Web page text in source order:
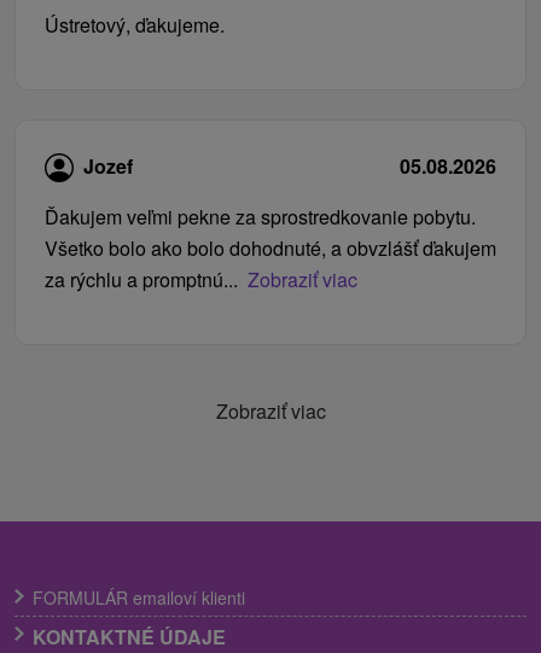
Ústretový, ďakujeme.
Jozef
05.08.2026
Ďakujem veľmi pekne za sprostredkovanie pobytu.
Všetko bolo ako bolo dohodnuté, a obvzlášť ďakujem
za rýchlu a promptnú... Zobraziť viac
Zobraziť viac
FORMULÁR emailoví klienti
KONTAKTNÉ ÚDAJE